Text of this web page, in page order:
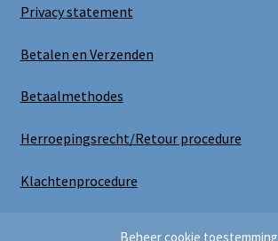
Beheer cookie toestemming
Privacy statement
Betalen en Verzenden
Betaalmethodes
Herroepingsrecht/Retour procedure
Klachtenprocedure